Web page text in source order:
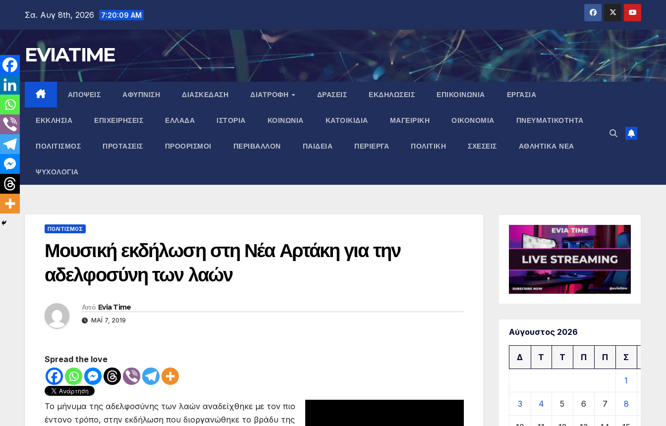
περιεχόμενο
Σα. Αυγ 8th, 2026 7:20:10 AM
EVIATIME
ΑΠΟΨΕΙΣ ΑΦΥΠΝΙΣΗ ΔΙΑΣΚΕΔΑΣΗ ΔΙΑΤΡΟΦΗ ΔΡΑΣΕΙΣ ΕΚΔΗΛΩΣΕΙΣ ΕΠΙΚΟΙΝΩΝΙΑ ΕΡΓΑΣΙΑ
ΕΚΚΛΗΣΙΑ ΕΠΙΧΕΙΡΗΣΕΙΣ ΕΛΛΑΔΑ ΙΣΤΟΡΙΑ ΚΟΙΝΩΝΙΑ ΚΑΤΟΙΚΙΔΙΑ ΜΑΓΕΙΡΙΚΗ ΟΙΚΟΝΟΜΙΑ ΠΝΕΥΜΑΤΙΚΌΤΗΤΑ
ΠΟΛΙΤΙΣΜΟΣ ΠΡΟΤΑΣΕΙΣ ΠΡΟΟΡΙΣΜΟΙ ΠΕΡΙΒΑΛΛΟΝ ΠΑΙΔΕΙΑ ΠΕΡΙΕΡΓΑ ΠΟΛΙΤΙΚΗ ΣΧΕΣΕΙΣ ΑΘΛΗΤΙΚΑ ΝΕΑ
ΨΥΧΟΛΟΓΙΑ
ΠΟΛΙΤΙΣΜΟΣ
Μουσική εκδήλωση στη Νέα Αρτάκη για την
αδελφοσύνη των λαών
Από Evia Time
ΜΆΙ 7, 2019
Spread the love
Το μήνυμα της αδελφοσύνης των λαών αναδείχθηκε με τον πιο
έντονο τρόπο, στην εκδήλωση που διοργανώθηκε το βράδυ της
Αύγουστος 2026
Δ Τ Τ Π Π Σ
1
3 4 5 6 7 8